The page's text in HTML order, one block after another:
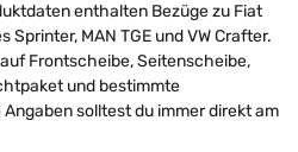
enthalten Bezüge zu Fiat
Sprinter, MAN TGE und VW Crafter.
Frontscheibe, Seitenscheibe,
und bestimmte
solltest du immer direkt am